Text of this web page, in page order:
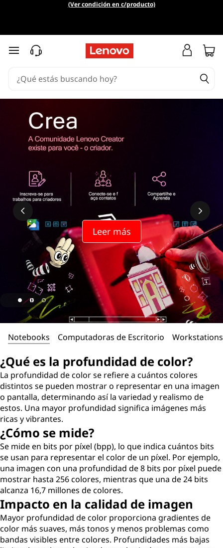
(Ver condición en c/producto)
Ir al contenido principal
Leer más
Notebooks Computadoras de Escritorio Workstations
¿Qué es la profundidad de color?
La profundidad de color se refiere a cuántos colores
distintos se pueden mostrar o representar en una imagen
o pantalla, determinando así la variedad y realismo de
estos. Una mayor profundidad significa imágenes más
ricas y vibrantes.
¿Cómo se mide?
Se mide en bits por píxel (bpp), lo que indica cuántos bits
se usan para representar el color de un píxel. Por ejemplo,
una imagen con una profundidad de 8 bits por píxel puede
mostrar hasta 256 colores, mientras que una de 24 bits
alcanza 16,7 millones de colores.
Impacto en la calidad de imagen
Mayor profundidad de color proporciona gradientes de
color más suaves, más tonos y menos problemas como
bandas visibles entre colores. Profundidades más bajas